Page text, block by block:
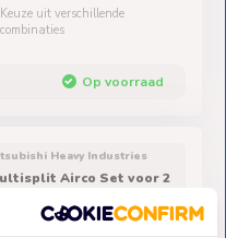
Keuze uit verschillende
combinaties
Op voorraad
Heavy Industries
Airco Set voor 2
4,0kW (SCM40)